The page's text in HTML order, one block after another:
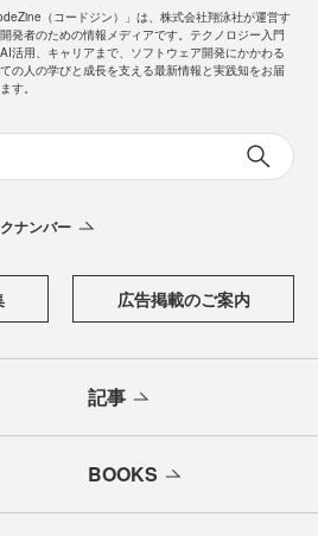
（コードジン）」は、株式会社翔泳社が運営す
発者のための情報メディアです。テクノロジー入門
活用、キャリアまで、ソフトウェア開発にかかわる
の人の学びと成長を支える最新情報と実践知をお届
す。
ナンバー
広告掲載のご案内
記事
BOOKS